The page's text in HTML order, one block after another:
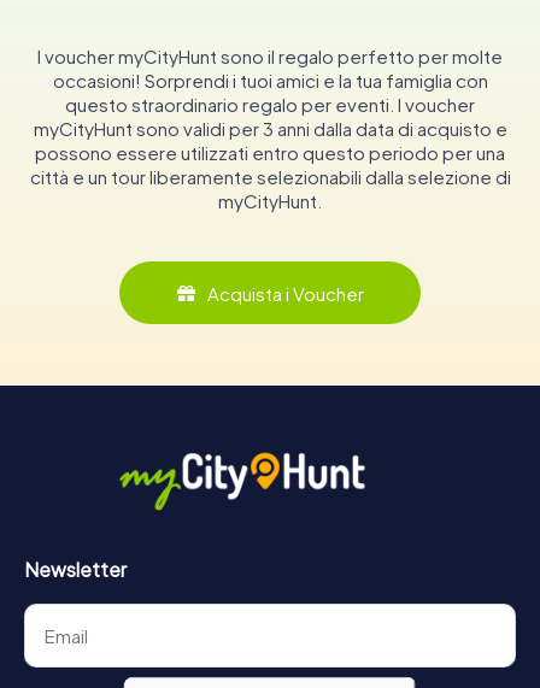
I voucher myCityHunt sono il regalo perfetto per molte
occasioni! Sorprendi i tuoi amici e la tua famiglia con
questo straordinario regalo per eventi. I voucher
myCityHunt sono validi per 3 anni dalla data di acquisto e
possono essere utilizzati entro questo periodo per una
città e un tour liberamente selezionabili dalla selezione di
myCityHunt.
Acquista i Voucher
Newsletter